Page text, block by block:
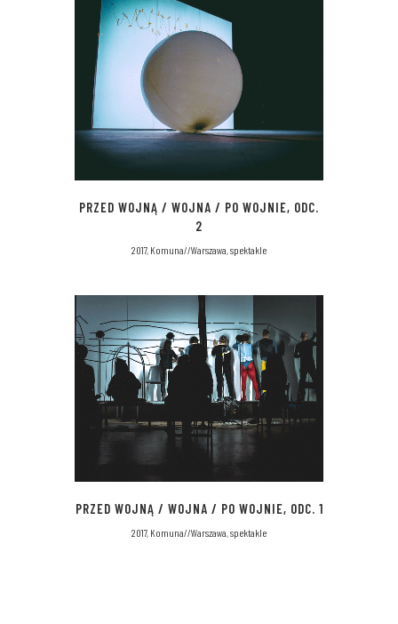
PRZED WOJNĄ / WOJNA / PO WOJNIE, ODC.
2
2017, Komuna//Warszawa, spektakle
PRZED WOJNĄ / WOJNA / PO WOJNIE, ODC. 1
2017, Komuna//Warszawa, spektakle